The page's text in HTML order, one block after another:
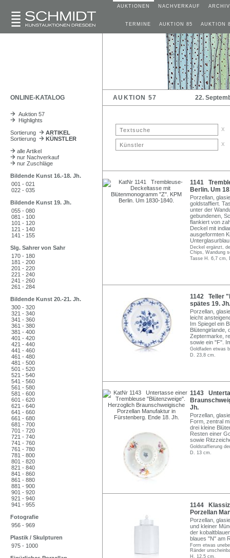
AUKTIONEN NACHVERKAUF ARCHIV
TERMINE AUKTION 85 AUKTION
ONLINE-KATALOG AUKTION 57 22.
Auktion 57
Highlights
Sortierung
ARTIKEL
Sortierung
KÜNSTLER
alle Artikel
nur Nachverkauf
nur Zuschläge
Bildende Kunst 16.-18. Jh.
001 - 021
022 - 035
Bildende Kunst 19. Jh.
055 - 080
081 - 100
101 - 120
121 - 140
141 - 155
Slg. Sahrer von Sahr
170 - 180
181 - 200
201 - 220
221 - 240
241 - 260
261 - 284
Bildende Kunst 20.-21. Jh.
300 - 320
321 - 340
341 - 360
361 - 380
381 - 400
401 - 420
421 - 440
441 - 460
461 - 480
481 - 500
501 - 520
521 - 540
541 - 560
561 - 580
581 - 600
601 - 620
621 - 640
641 - 660
661 - 680
681 - 700
701 - 720
721 - 740
741 - 760
761 - 780
781 - 800
801 - 820
821 - 840
841 - 860
861 - 880
881 - 900
901 - 920
921 - 940
941 - 955
Fotografie
956 - 969
Plastik / Skulpturen
975 - 1000
x
x
1141
Berlin. Um
Porzellan,
goldstaffiert.
unter der
gebundenen,
flankiert von
Deckel mit
ausgeformten
Deckel ergänzt,
Chips, Wandung
Tasse H. 6,7 cm,
1142 Teller
spätes 19.
Porzellan,
leicht
Im Spiegel ein
Blütengirlande,
Zeptermarke,
sowie ein "F".
Goldfaden etwas
D. 23,8 cm.
1143
Jh.
Porzellan,
Form, zentral
drei kleine
Resten einer
sowie
Goldstaffierung
D. 13 cm.
1144
Porzellan
Porzellan,
und kleiner
der
blaues "N" am
Form etwas
Ränder
H. 12,5 cm.